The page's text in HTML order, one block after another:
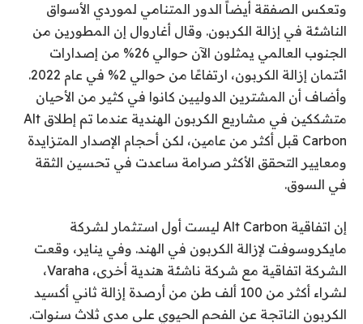
وتعكس الصفقة أيضاً الدور المتنامي لموردي الأسواق
الناشئة في إزالة الكربون. وقال أغاروال إن المطورين من
الجنوب العالمي يمثلون الآن حوالي 26% من إصدارات
ائتمان إزالة الكربون، ارتفاعًا من حوالي 2% في عام 2022.
وأضاف أن المشترين الدوليين كانوا في كثير من الأحيان
متشككين في مشاريع الكربون الهندية عندما تم إطلاق Alt
Carbon قبل أكثر من عامين، لكن أحجام الإصدار المتزايدة
ومعايير التحقق الأكثر صرامة ساعدت في تحسين الثقة
في السوق.
إن اتفاقية Alt Carbon ليست أول استثمار لشركة
مايكروسوفت لإزالة الكربون في الهند. وفي يناير، وقعت
الشركة اتفاقية مع شركة ناشئة هندية أخرى، Varaha،
لشراء أكثر من 100 ألف طن من أرصدة إزالة ثاني أكسيد
الكربون الناتجة عن الفحم الحيوي على مدى ثلاث سنوات.